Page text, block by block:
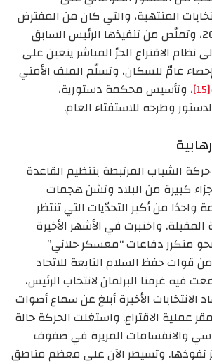
المنتهية، والتي كان من المفترض
عقدها في عام 2020، وتملّص من تنفيذها الرئيس السابق
نظام الاقتراع الحرّ المباشر يتعين على
إحصاء عامّ للسكان، وتسلّم الملف الأمني
[15]
، وتأسيس محكمة دستورية،
وطرحه للاستفتاء العام.
الشباب المرتبطة بتنظيم القاعدة
كبيرة من البلاد وتشن هجمات
واحدًا من أكبر التحدّيات التي تنتظر
واختبرت في الأشهر الأخيرة
متكرر دفاعات “معسكر حلاني”
قوات حفظ السلام التابعة للاتحاد
فيه غرفتا البرلمان لانتخاب الرئيس،
الانتخابات الأخيرة أبلغ عن سماع أصوات
عملية الاقتراع. واستغلت الحركة حالة
والانقسامات المريرة في صفوف
نفوذها. وتسيطر الآن على معظم مناطق